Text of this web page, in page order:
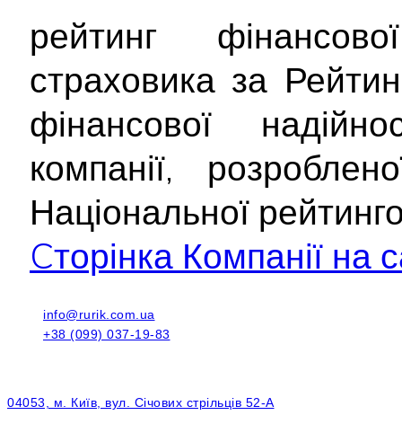
рейтинг
страховика за
фінансової
компанії,
Національної
Cторінка Компанії на
info@rurik.com.ua
+38 (099) 037-19-83
04053, м. Київ, вул. Січових стрільців 52-А